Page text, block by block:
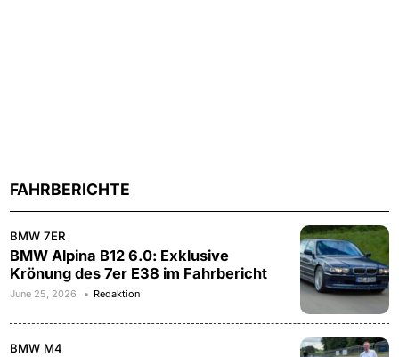
FAHRBERICHTE
BMW 7ER
BMW Alpina B12 6.0: Exklusive
Krönung des 7er E38 im Fahrbericht
June 25, 2026 Redaktion
BMW M4